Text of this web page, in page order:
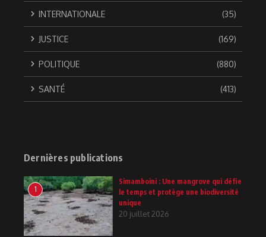
INTERNATIONALE (35)
JUSTICE (169)
POLITIQUE (880)
SANTÉ (413)
Dernières publications
1
Simamboini : Une mangrove qui défie
le temps et protège une biodiversité
unique
20 juillet 2026